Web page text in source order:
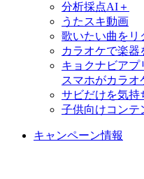
分析採点AI＋
うたスキ動画
歌いたい曲をリ
カラオケで楽器
キョクナビアプ
スマホがカラオ
サビだけを気持
子供向けコンテ
キャンペーン情報